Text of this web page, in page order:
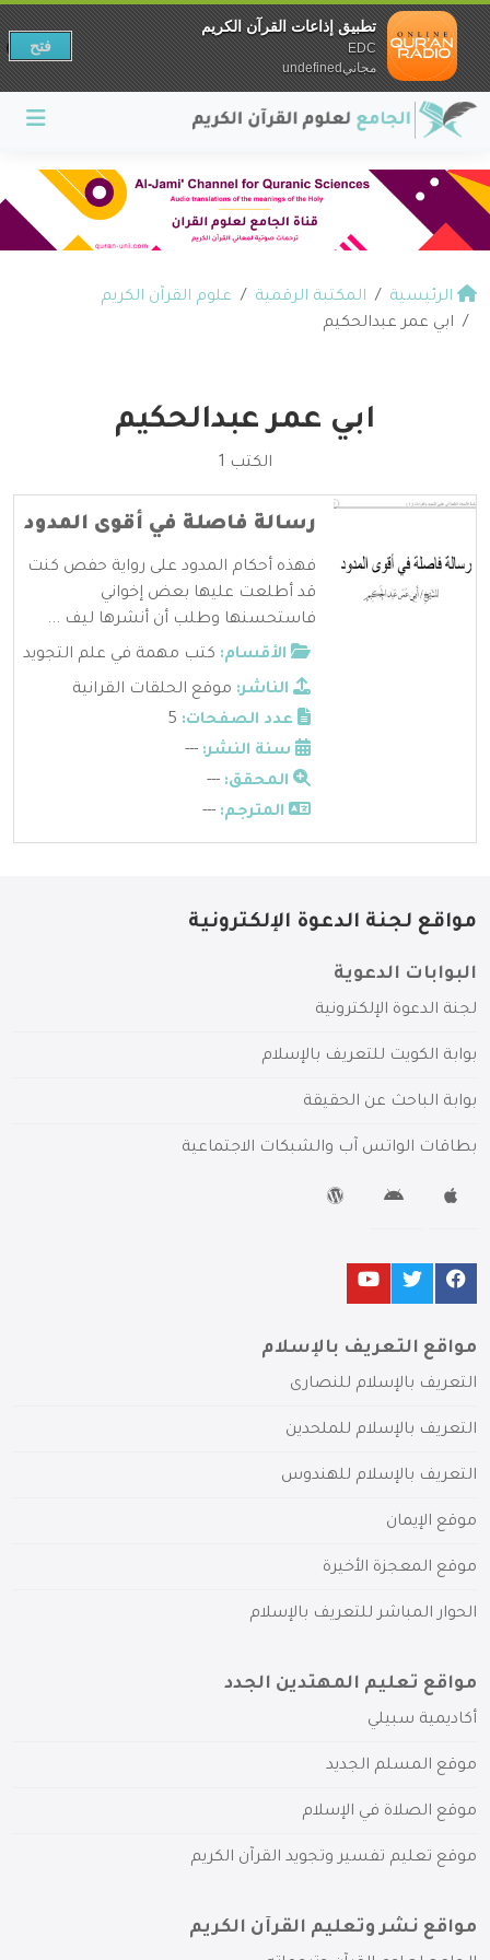
الرئيسية المكتبة الرقمية
علوم القرآن الكريم
ابي عمر عبدالحكيم
ابي عمر عبدالحكيم
الكتب 1
رسالة فاصلة في أقوى المدود
فهذه أحكام المدود على رواية حفص كنت
قد أطلعت عليها بعض إخواني
فاستحسنها وطلب أن أنشرها ليف ...
الأقسام: كتب مهمة في علم التجويد
الناشر: موقع الحلقات القرانية
عدد الصفحات:
سنة النشر: ---
المحقق: ---
المترجم: ---
مواقع لجنة الدعوة الإلكترونية
البوابات الدعوية
لجنة الدعوة الإلكترونية
بوابة الكويت للتعريف بالإسلام
بوابة الباحث عن الحقيقة
بطاقات الواتس آب والشبكات الاجتماعية
مواقع التعريف بالإسلام
التعريف بالإسلام للنصارى
التعريف بالإسلام للملحدين
التعريف بالإسلام للهندوس
موقع الإيمان
موقع المعجزة الأخيرة
الحوار المباشر للتعريف بالإسلام
مواقع تعليم المهتدين الجدد
أكاديمية سبيلي
موقع المسلم الجديد
موقع الصلاة في الإسلام
موقع تعليم تفسير وتجويد القرآن الكريم
مواقع نشر وتعليم القرآن الكريم
تطبيق إذاعات القرآن الكريم
EDC
مجانيundefined
فتح